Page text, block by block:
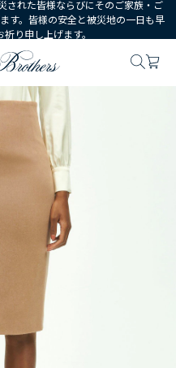
された皆様ならびにそのご家族・ご
す。皆様の安全と被災地の一日も早
り申し上げます。
ス スカート キャメルヘア